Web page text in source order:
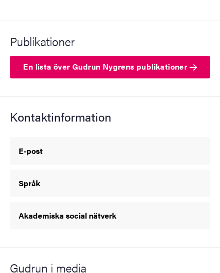
Publikationer
En lista över Gudrun Nygrens publikationer
Kontaktinformation
E-post
Språk
Akademiska social nätverk
Gudrun i media